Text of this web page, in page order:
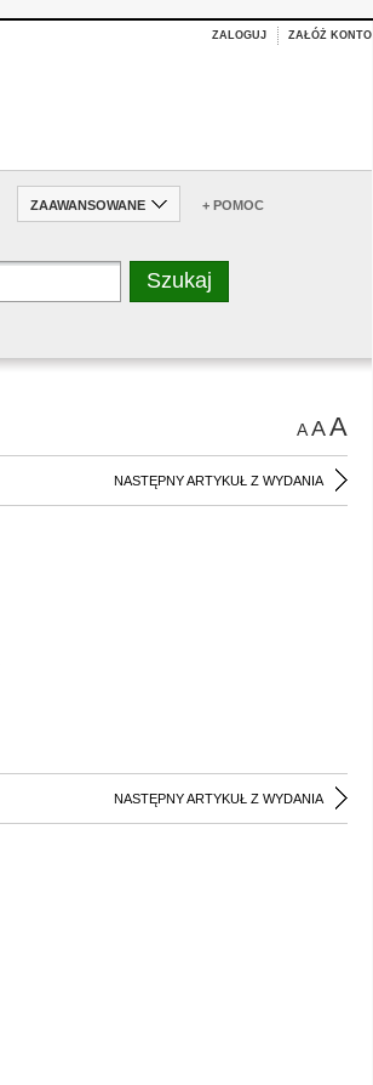
ZALOGUJ ZAŁÓŻ KONTO
ZAAWANSOWANE + POMOC
AAA
NASTĘPNY ARTYKUŁ Z WYDANIA
NASTĘPNY ARTYKUŁ Z WYDANIA